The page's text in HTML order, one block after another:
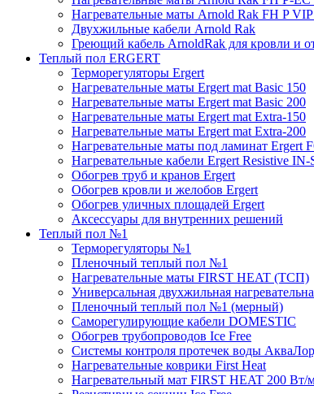
Нагревательные маты Arnold Rak FH P
Двухжильные кабели Arnold Rak
Греющий кабель ArnoldRak для кровли и
Теплый пол ERGERT
Терморегуляторы Ergert
Нагревательные маты Ergert mat Basic 150
Нагревательные маты Ergert mat Basic 200
Нагревательные маты Ergert mat Extra-150
Нагревательные маты Ergert mat Extra-200
Нагревательные маты под ламинат Ergert
Нагревательные кабели Ergert Resistive
Обогрев труб и кранов Ergert
Обогрев кровли и желобов Ergert
Обогрев уличных площадей Ergert
Аксессуары для внутренних решений
Теплый пол №1
Терморегуляторы №1
Пленочный теплый пол №1
Нагревательные маты FIRST HEAT (ТСП)
Универсальная двухжильная
Пленочный теплый пол №1 (мерный)
Саморегулирующие кабели DOMESTIC
Обогрев трубопроводов Ice Free
Системы контроля протечек воды
Нагревательные коврики First Heat
Нагревательный мат FIRST HEAT 200 Вт/